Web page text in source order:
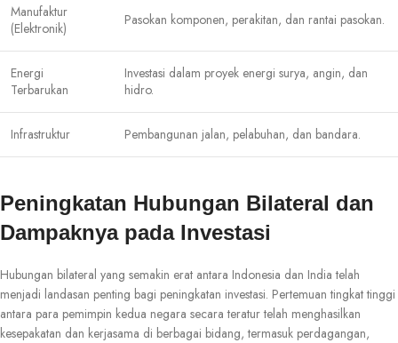
Manufaktur
(Elektronik)
Pasokan komponen, perakitan, dan rantai pasokan.
Energi
Terbarukan
Investasi dalam proyek energi surya, angin, dan
hidro.
Infrastruktur Pembangunan jalan, pelabuhan, dan bandara.
Peningkatan Hubungan Bilateral dan
Dampaknya pada Investasi
Hubungan bilateral yang semakin erat antara Indonesia dan India telah
menjadi landasan penting bagi peningkatan investasi. Pertemuan tingkat tinggi
antara para pemimpin kedua negara secara teratur telah menghasilkan
kesepakatan dan kerjasama di berbagai bidang, termasuk perdagangan,